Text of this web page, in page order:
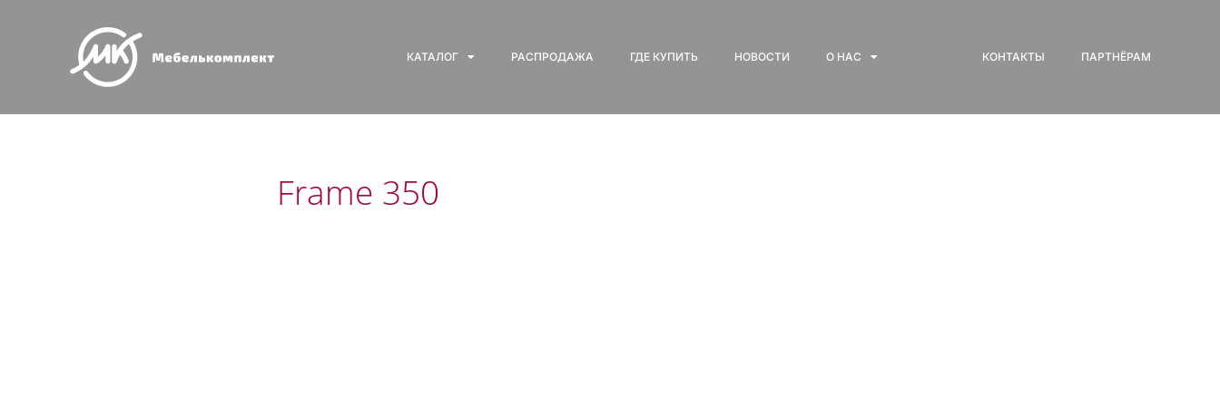
КАТАЛОГ РАСПРОДАЖА ГДЕ КУПИТЬ НОВОСТИ О НАС КОНТАКТЫ ПАРТНЁРАМ
Frame 350